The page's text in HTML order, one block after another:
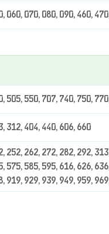
060, 070, 080, 090, 460,
505, 550, 707, 740, 750,
312, 404, 440, 606, 660
262, 272, 282, 292,
585, 595, 616, 626,
919, 929, 939, 949, 959,